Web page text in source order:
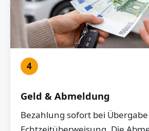
4
Geld & Abmeldung
Bezahlung sofort bei